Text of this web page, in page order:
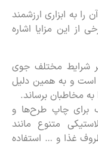
به ابزاری ارزشمند
از این مزایا اشاره
شرایط مختلف جوی
است و به همین دلیل
مخاطبان برساند.
برای چاپ طرح‌ها و
متنوع مانند
غذا و … استفاده